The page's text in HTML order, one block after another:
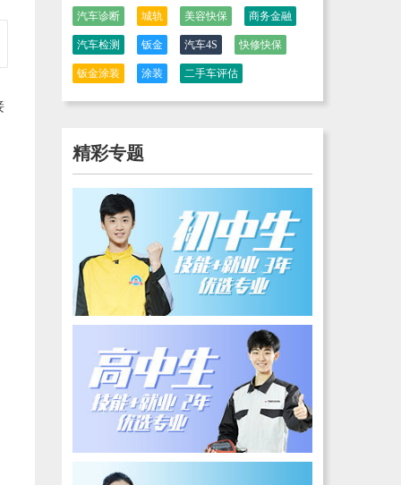
汽车诊断 城轨 美容快保 商务金融
汽车检测 钣金 汽车4S 快修快保
钣金涂装 涂装 二手车评估
精彩专题